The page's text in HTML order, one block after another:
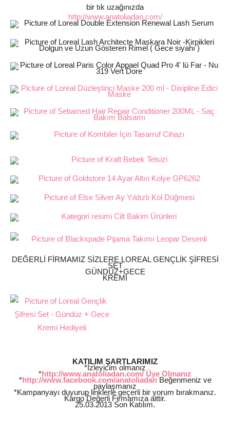
bir tık uzağınızda
http://www.anatoliadan.com/
DEĞERLİ FİRMAMIZ SİZLERE LOREAL GENÇLİK ŞİFRESİ
SET
GÜNDÜZ+GECE
KREMİ
KATILIM ŞARTLARIMIZ
*İzleyicim olmanız
*http://www.anatoliadan.com/ Üye Olmanız
*http://www.facebook.com/anatoliadanBeğenmeniz ve
paylaşmanız
*Kampanyayı duyurup linklerle geçerli bir yorum bırakmanız.
Kargo Değerli Firmamıza aittir.
25.03.2013 Son Katılım.